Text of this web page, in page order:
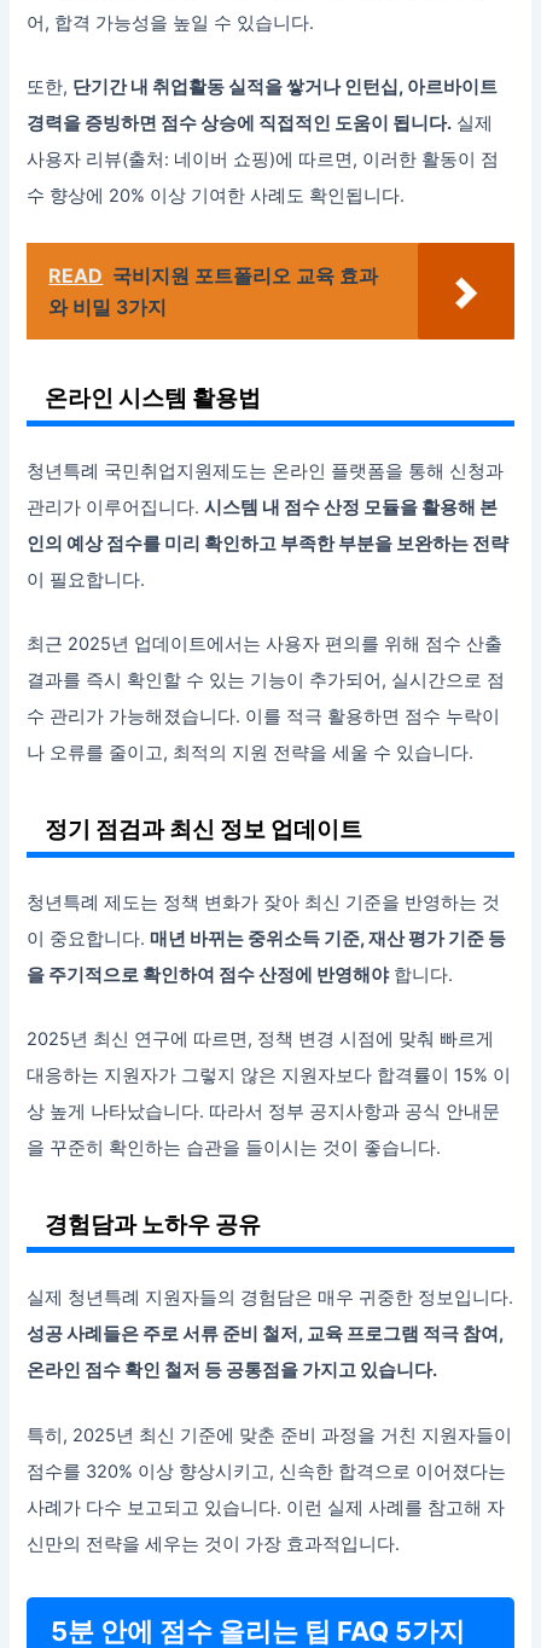
어, 합격 가능성을 높일 수 있습니다.
또한, 단기간 내 취업활동 실적을 쌓거나 인턴십, 아르바이트
경력을 증빙하면 점수 상승에 직접적인 도움이 됩니다. 실제
사용자 리뷰(출처: 네이버 쇼핑)에 따르면, 이러한 활동이 점
수 향상에 20% 이상 기여한 사례도 확인됩니다.
READ 국비지원 포트폴리오 교육 효과
와 비밀 3가지
온라인 시스템 활용법
청년특례 국민취업지원제도는 온라인 플랫폼을 통해 신청과
관리가 이루어집니다.시스템 내 점수 산정 모듈을 활용해 본
인의 예상 점수를 미리 확인하고 부족한 부분을 보완하는 전략
이 필요합니다.
최근 2025년 업데이트에서는 사용자 편의를 위해 점수 산출
결과를 즉시 확인할 수 있는 기능이 추가되어, 실시간으로 점
수 관리가 가능해졌습니다. 이를 적극 활용하면 점수 누락이
나 오류를 줄이고, 최적의 지원 전략을 세울 수 있습니다.
정기 점검과 최신 정보 업데이트
청년특례 제도는 정책 변화가 잦아 최신 기준을 반영하는 것
이 중요합니다. 매년 바뀌는 중위소득 기준, 재산 평가 기준 등
을 주기적으로 확인하여 점수 산정에 반영해야합니다.
2025년 최신 연구에 따르면, 정책 변경 시점에 맞춰 빠르게
대응하는 지원자가 그렇지 않은 지원자보다 합격률이 15% 이
상 높게 나타났습니다. 따라서 정부 공지사항과 공식 안내문
을 꾸준히 확인하는 습관을 들이시는 것이 좋습니다.
경험담과 노하우 공유
실제 청년특례 지원자들의 경험담은 매우 귀중한 정보입니다.
성공 사례들은 주로 서류 준비 철저, 교육 프로그램 적극 참여,
온라인 점수 확인 철저 등 공통점을 가지고 있습니다.
특히, 2025년 최신 기준에 맞춘 준비 과정을 거친 지원자들이
점수를 320% 이상 향상시키고, 신속한 합격으로 이어졌다는
사례가 다수 보고되고 있습니다. 이런 실제 사례를 참고해 자
신만의 전략을 세우는 것이 가장 효과적입니다.
5분 안에 점수 올리는 팁 FAQ 5가지